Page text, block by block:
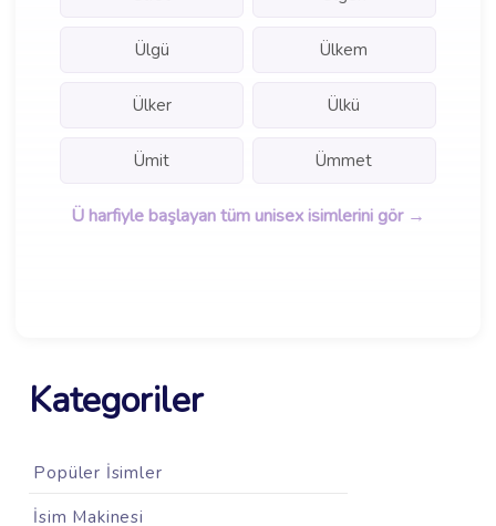
Ülgü Ülkem
Ülker Ülkü
Ümit Ümmet
Ü harfiyle başlayan tüm unisex isimlerini gör →
Kategoriler
Popüler İsimler
İsim Makinesi